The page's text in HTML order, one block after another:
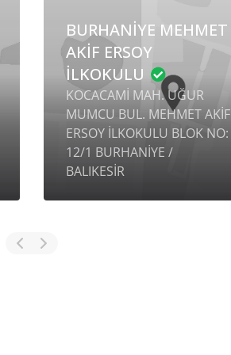
BURHANİYE MEHMET
AKİF ERSOY
İLKOKULU
KOCACAMİ MAH. UĞUR
MUMCU BUL. MEHMET AKİF
ERSOY İLKOKULU BLOK NO:
12/1 BURHANİYE /
BALIKESİR